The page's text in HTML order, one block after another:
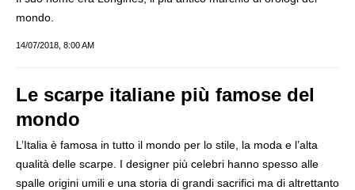
mondo.
14/07/2018, 8:00 AM
Le scarpe italiane più famose del
mondo
L’Italia è famosa in tutto il mondo per lo stile, la moda e l’alta
qualità delle scarpe. I designer più celebri hanno spesso alle
spalle origini umili e una storia di grandi sacrifici ma di altrettanto